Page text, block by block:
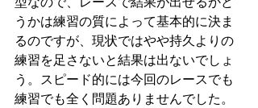
うかは練習の質によって基本的に決ま
るのですが、現状ではやや持久よりの
練習を足さないと結果は出ないでしょ
う。スピード的には今回のレースでも
練習でも全く問題ありませんでした。